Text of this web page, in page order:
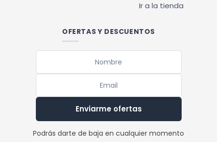
Ir a la tienda
OFERTAS Y DESCUENTOS
Enviarme ofertas
Podrás darte de baja en cualquier momento